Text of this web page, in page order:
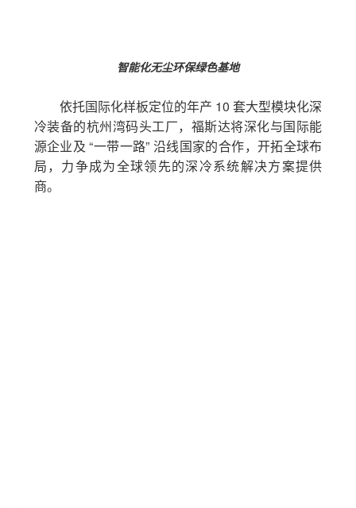
智能化无尘环保绿色基地
依托国际化样板定位的年产 10 套大型模块化深
冷装备的杭州湾码头工厂，福斯达将深化与国际能
源企业及 “一带一路” 沿线国家的合作，开拓全球布
局，力争成为全球领先的深冷系统解决方案提供
商。